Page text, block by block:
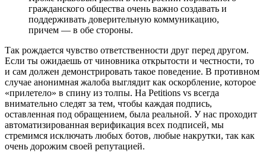
гражданского общества очень важно создавать и
поддерживать доверительную коммуникацию,
причем — в обе стороны.
Так рождается чувство ответственности друг перед другом.
Если ты ожидаешь от чиновника открытости и честности, то
и сам должен демонстрировать такое поведение. В противном
случае анонимная жалоба выглядит как оскорбление, которое
«прилетело» в спину из толпы. На Petitions vs всегда
внимательно следят за тем, чтобы каждая подпись,
оставленная под обращением, была реальной. У нас проходит
автоматизированная верификация всех подписей, мы
стремимся исключать любых ботов, любые накрутки, так как
очень дорожим своей репутацией.